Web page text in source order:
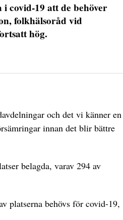
covid-19 att de behöver
folkhälsoråd vid
hög.
och det vi känner en
innan det blir bättre
belagda, varav 294 av
platserna behövs för covid-19,